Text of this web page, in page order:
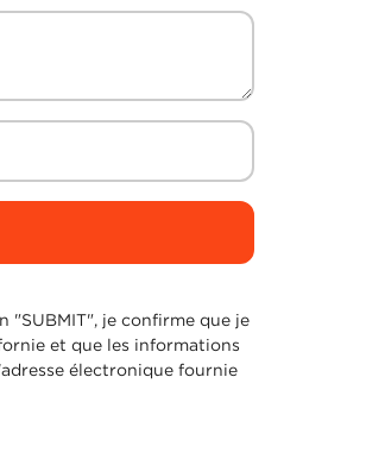
je confirme que je
et que les informations
électronique fournie